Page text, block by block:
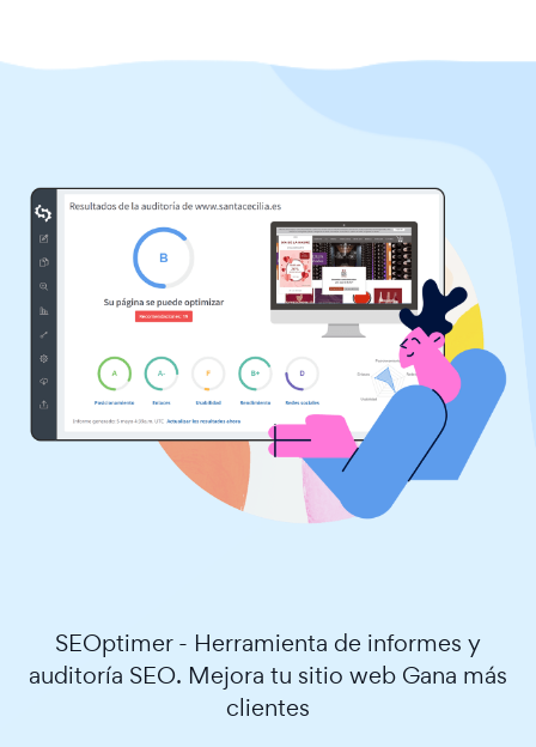
SEOptimer - Herramienta de informes y
auditoría SEO. Mejora tu sitio web Gana más
clientes